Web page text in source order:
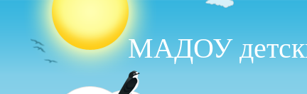
МАДОУ